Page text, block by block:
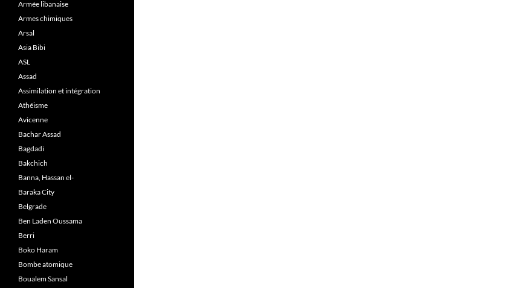
Armée libanaise
Armes chimiques
Arsal
Asia Bibi
ASL
Assad
Assimilation et intégration
Athéisme
Avicenne
Bachar Assad
Bagdadi
Bakchich
Banna, Hassan el-
Baraka City
Belgrade
Ben Laden Oussama
Berri
Boko Haram
Bombe atomique
Boualem Sansal